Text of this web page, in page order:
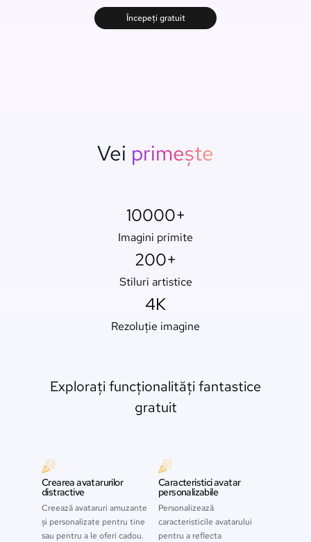
Începeți gratuit
Vei primește
10000+
Imagini primite
200+
Stiluri artistice
4K
Rezoluție imagine
Explorați funcționalități fantastice
gratuit
Crearea avatarurilor
distractive
Creează avataruri amuzante
și personalizate pentru tine
sau pentru a le oferi cadou.
Caracteristici avatar
personalizabile
Personalizează
caracteristicile avatarului
pentru a reflecta